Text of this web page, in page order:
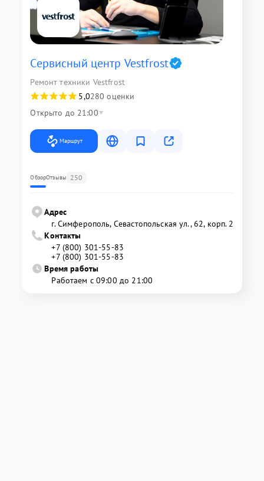
Сервисный центр Vestfrost
Ремонт техники Vestfrost
5,0280 оценки
Открыто до 21:00
Маршрут
ОбзорОтзывы 250
Адрес
г. Симферополь, Севастопольская ул., 62, корп. 2
Контакты
+7 (800) 301-55-83
+7 (800) 301-55-83
Время работы
Работаем с 09:00 до 21:00